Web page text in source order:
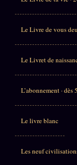
Le Livre de vous
Le Livret de
L’abonnement · dès
Le livre blanc
Les neuf